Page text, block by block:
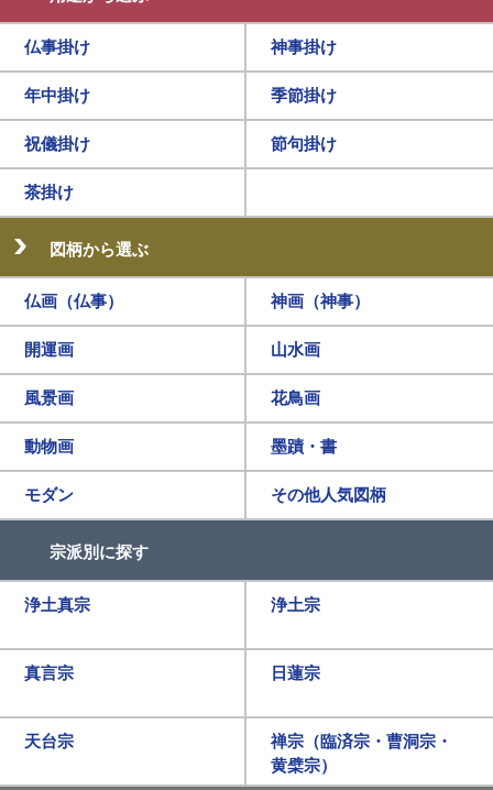
仏事掛け 神事掛け
年中掛け 季節掛け
祝儀掛け 節句掛け
茶掛け
図柄から選ぶ
仏画（仏事） 神画（神事）
開運画 山水画
風景画 花鳥画
動物画 墨蹟・書
モダン その他人気図柄
宗派別に探す
浄土真宗 浄土宗
真言宗 日蓮宗
天台宗
禅宗（臨済宗・曹洞宗・
黄檗宗）